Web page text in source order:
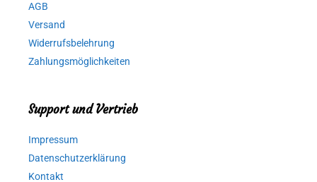
AGB
Versand
Widerrufsbelehrung
Zahlungsmöglichkeiten
Support und Vertrieb
Impressum
Datenschutzerklärung
Kontakt